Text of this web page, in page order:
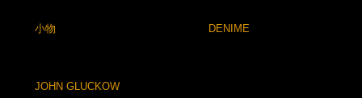
小物 DENIME
JOHN GLUCKOW